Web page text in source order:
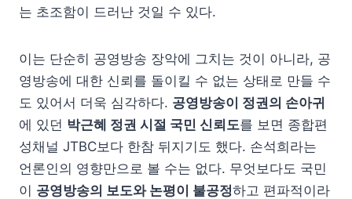
는 초조함이 드러난 것일 수 있다.
이는 단순히 공영방송 장악에 그치는 것이 아니라, 공
영방송에 대한 신뢰를 돌이킬 수 없는 상태로 만들 수
도 있어서 더욱 심각하다. 공영방송이 정권의 손아귀
에 있던 박근혜 정권 시절 국민 신뢰도를 보면 종합편
성채널 JTBC보다 한참 뒤지기도 했다. 손석희라는
언론인의 영향만으로 볼 수는 없다. 무엇보다도 국민
이 공영방송의 보도와 논평이 불공정하고 편파적이라